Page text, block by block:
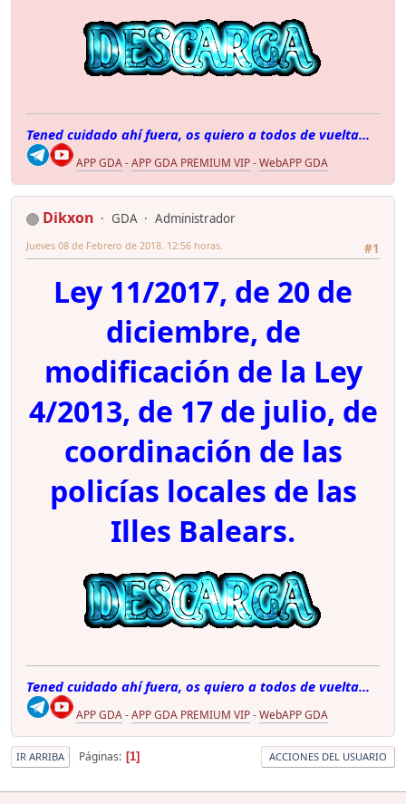
Tened cuidado ahí fuera, os quiero a todos de vuelta...
APP GDA-APP GDA PREMIUM VIP-WebAPP GDA
Dikxon GDA
Administrador
#1
Jueves 08 de Febrero de 2018. 12:56 horas.
Ley 11/2017, de 20 de
diciembre, de
modificación de la Ley
4/2013, de 17 de julio, de
coordinación de las
policías locales de las
Illes Balears.
Tened cuidado ahí fuera, os quiero a todos de vuelta...
APP GDA-APP GDA PREMIUM VIP-WebAPP GDA
IR ARRIBA Páginas 1 ACCIONES DEL USUARIO